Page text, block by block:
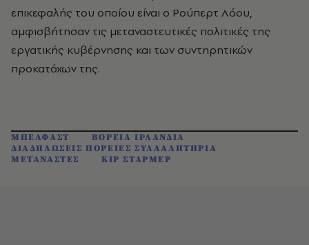
επικεφαλής του οποίου είναι ο Ρούπερτ Λόου,
αμφισβήτησαν τις μεταναστευτικές πολιτικές της
εργατικής κυβέρνησης και των συντηρητικών
προκατόχων της.
ΜΠΕΛΦΑΣΤ
ΒΟΡΕΙΑ ΙΡΛΑΝΔΙΑ
ΔΙΑΔΗΛΩΣΕΙΣ ΠΟΡΕΙΕΣ ΣΥΛΛΑΛΗΤΗΡΙΑ
ΜΕΤΑΝΑΣΤΕΣ
ΚΙΡ ΣΤΑΡΜΕΡ